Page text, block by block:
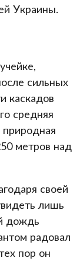
Украины.
сильных
каскадов
средняя
природная
метров над
своей
лишь
дождь
радовал
пор он